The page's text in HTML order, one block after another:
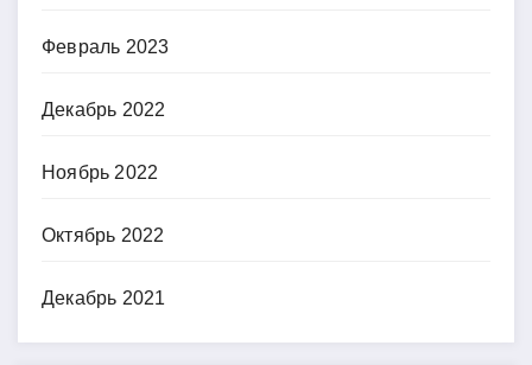
Февраль 2023
Декабрь 2022
Ноябрь 2022
Октябрь 2022
Декабрь 2021